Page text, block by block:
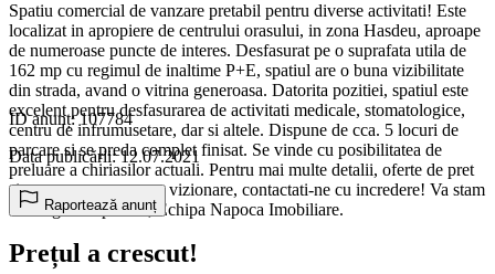
Spatiu comercial de vanzare pretabil pentru diverse activitati! Este
localizat in apropiere de centrului orasului, in zona Hasdeu, aproape
de numeroase puncte de interes. Desfasurat pe o suprafata utila de
162 mp cu regimul de inaltime P+E, spatiul are o buna vizibilitate
din strada, avand o vitrina generoasa. Datorita pozitiei, spatiul este
excelent pentru desfasurarea de activitati medicale, stomatologice,
centru de infrumusetare, dar si altele. Dispune de cca. 5 locuri de
parcare si se preda complet finisat. Se vinde cu posibilitatea de
preluare a chiriasilor actuali. Pentru mai multe detalii, oferte de pret
si pentru a programa o vizionare, contactati-ne cu incredere! Va stam
cu drag la dispozitie, Echipa Napoca Imobiliare.
ID anunț: 107784
Data publicării: 12.07.2021
Raportează anunț
Prețul a crescut!